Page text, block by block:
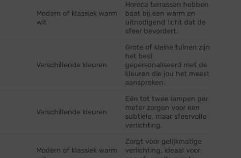
Modern of klassiek warm
wit
Horeca terrassen hebben
baat bij een warm en
uitnodigend licht dat de
sfeer bevordert.
Verschillende kleuren
Grote of kleine tuinen zijn
het best
gepersonaliseerd met de
kleuren die jou het meest
aanspreken.
Verschillende kleuren
Eén tot twee lampen per
meter zorgen voor een
subtiele, maar sfeervolle
verlichting.
Modern of klassiek warm
Zorgt voor gelijkmatige
verlichting, ideaal voor